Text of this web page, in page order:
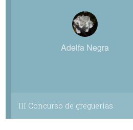
Adelfa Negra
III Concurso de greguerías